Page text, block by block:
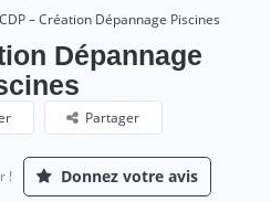
CDP – Création Dépannage Piscines
Dépannage
Partager
! Donnez votre avis